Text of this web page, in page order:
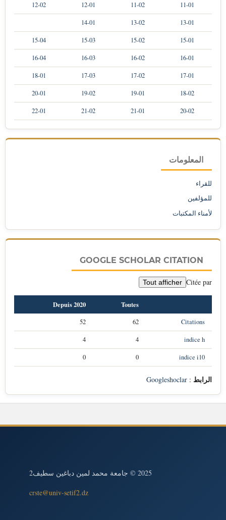
11-01
11-02
12-01
12-02
13-01
13-02
14-01
15-01
15-02
15-03
15-04
16-01
16-02
16-03
16-04
17-01
17-02
17-03
18-01
18-02
19-01
19-02
20-01
20-02
21-01
21-02
22-01
المعلومات
للقراء
للمؤلفين
لأمناء المكتبات
GOOGLE SCHOLAR CITATION
Citée par
Tout afficher
Toutes
Depuis 2020
Citations
62
52
indice h
4
4
indice i10
0
0
الرابط :
Googleshoclar
2025 © جامعة محمد لمين دباغين سطيف2
crste@univ-setif2.dz